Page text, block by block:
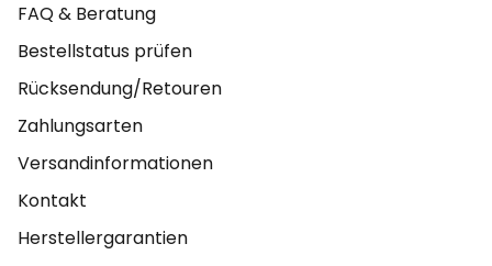
FAQ & Beratung
Bestellstatus prüfen
Rücksendung/Retouren
Zahlungsarten
Versandinformationen
Kontakt
Herstellergarantien